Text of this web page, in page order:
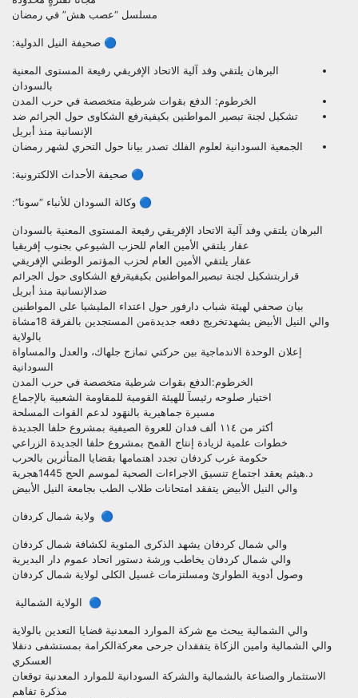
مسلسل “عصب هش” في رمضان
🔵 صحيفة النيل الدولية:
البرهان يلتقي وفد آلية الاتحاد الإفريقي رفيعة المستوى المعنية
بالسودان
الخرطوم: الدفع بقوات شرطية متخصصة في حرب المدن
تشكيل لجنة تبصير المواطنين بكيفيةرفع الشكاوى حول الجرائم ضد
الإنسانية منذ أبريل
الجمعية السودانية لعلوم الفلك تصدر بيانا حول التحري لشهر رمضان
🔵 صحيفة الأحداث الالكترونية:
🔵 وكالة السودان للأنباء “سونا”:
البرهان يلتقي وفد آلية الاتحاد الإفريقي رفيعة المستوى المعنية بالسودان
عقار يلتقي الأمين العام للحزب الشيوعي بجنوب إفريقيا
عقار يلتقي الأمين العام لحزب المؤتمر الوطني الإفريقي
قراربتشكيل لجنة تبصيرالمواطنين بكيفيةرفع الشكاوى حول الجرائم
ضدالإنسانية منذ أبريل
بيان صحفي لهيئة شباب دارفور حول اعتداء المليشيا على المواطنين
والي النيل الأبيض يشهدتخريج دفعه جديدةمن المستجدين بالفرقة 18مشاة
بالولاية
إعلان الوحدة الاندماجية بين حركتي تمازج جلهاك، والعدل والمساواة
السودانية
الخرطوم:الدفع بقوات شرطية متخصصة في حرب المدن
اختيار صلوحه رئيسآ للهيئة القومية للمقاومة الشعبية بالإجماع
مسيرة جماهيرية بالنهَود لدعم القوات المسلحة
أكثر من ١١٤ ألف فدان للعروة الصيفية بمشروع حلفا الجديدة
خطوات علمية لزيادة إنتاج القمح بمشروع حلفا الجديدة الزراعي
حكومة غرب كردفان تجدد اهتمامها بقضايا المتأثرين بالحرب
د.هيثم يعقد اجتماع تنسيق الاجراءات الصحية لموسم الحج 1445هجرية
والي النيل الأبيض يتفقد امتحانات طلاب الطب بجامعة النيل الأبيض
🔵 ولاية شمال كردفان
والي شمال كردفان يشهد الذكرى المئوية لكشافة شمال كردفان
والي شمال كردفان يخاطب ورشة دستور اتحاد عموم دار البديرية
وصول أدوية الطوارئ ومسلتزمات غسيل الكلى لولاية شمال كردفان
🔵 الولاية الشمالية
والي الشمالية يبحث مع شركة الموارد المعدنية قضايا التعدين بالولاية
والي الشمالية وامين الزكاة يتفقدان جرحى معركةالكرامة بمستشفى دنقلا
العسكري
الاستثمار والصناعة بالشمالية والشركة السودانية للموارد المعدنية توقعان
مذكرة تفاهم